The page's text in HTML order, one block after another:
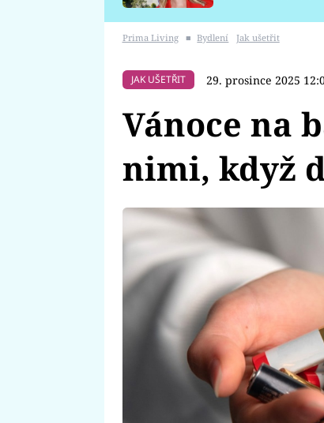
Prima Living ■ Bydlení Jak ušetřit
JAK UŠETŘIT 29. prosince 2025
Vánoce na
nimi, když